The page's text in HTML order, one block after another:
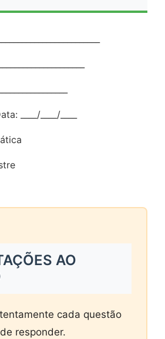
____/____/____
AO
cada questão
responder.